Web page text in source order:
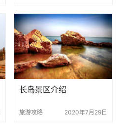
长岛景区介绍
旅游攻略 2020年7月29日